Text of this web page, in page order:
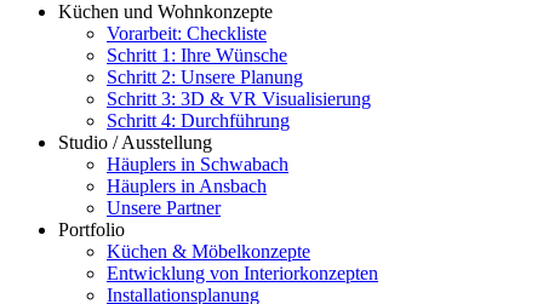
Küchen und Wohnkonzepte
Vorarbeit: Checkliste
Schritt 1: Ihre Wünsche
Schritt 2: Unsere Planung
Schritt 3: 3D & VR Visualisierung
Schritt 4: Durchführung
Studio / Ausstellung
Häuplers in Schwabach
Häuplers in Ansbach
Unsere Partner
Portfolio
Küchen & Möbelkonzepte
Entwicklung von Interiorkonzepten
Installationsplanung